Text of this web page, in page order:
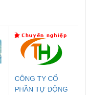
CÔNG TY CỔ
PHẦN TỰ ĐỘNG